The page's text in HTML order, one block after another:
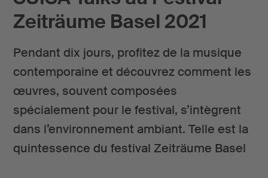
Zeiträume Basel 2021
Pendant dix jours, profitez de la musique
contemporaine et découvrez comment les
œuvres, souvent composées
spécialement pour le festival, s’intègrent
dans l’environnement ambiant. Telle est la
quintessence du festival Zeiträume Basel